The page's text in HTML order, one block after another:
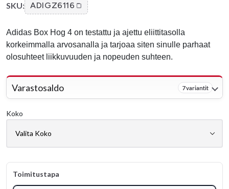
SKU: ADIGZ6116
Adidas Box Hog 4 on testattu ja ajettu eliittitasolla
korkeimmalla arvosanalla ja tarjoaa siten sinulle parhaat
olosuhteet liikkuvuuden ja nopeuden suhteen.
Varastosaldo 7 variantit
Koko
Toimitustapa